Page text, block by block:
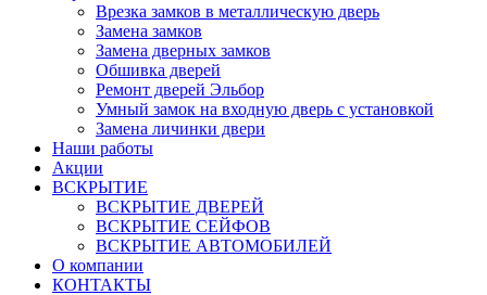
Врезка замков в металлическую дверь
Замена замков
Замена дверных замков
Обшивка дверей
Ремонт дверей Эльбор
Умный замок на входную дверь с установкой
Замена личинки двери
Наши работы
Акции
ВСКРЫТИЕ
ВСКРЫТИЕ ДВЕРЕЙ
ВСКРЫТИЕ СЕЙФОВ
ВСКРЫТИЕ АВТОМОБИЛЕЙ
О компании
КОНТАКТЫ